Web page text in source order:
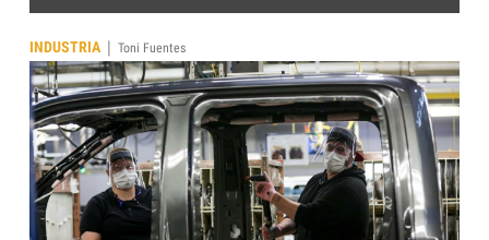
INDUSTRIA | Toni Fuentes